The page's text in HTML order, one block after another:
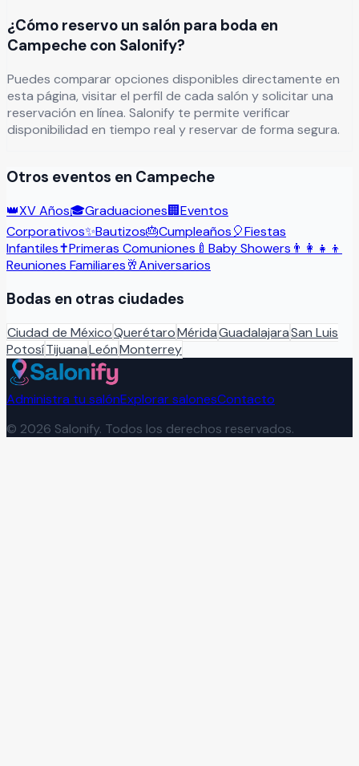
¿Cómo reservo un salón para boda en
Campeche con Salonify?
Puedes comparar opciones disponibles directamente en
esta página, visitar el perfil de cada salón y solicitar una
reservación en línea. Salonify te permite verificar
disponibilidad en tiempo real y reservar de forma segura.
Otros eventos en Campeche
👑XV Años🎓Graduaciones🏢Eventos
Corporativos✨Bautizos🎂Cumpleaños🎈Fiestas
Infantiles✝️Primeras Comuniones 🍼 Baby Showers 👨‍👩‍👧‍👦
Reuniones Familiares🥂Aniversarios
Bodas en otras ciudades
Ciudad de MéxicoQuerétaroMéridaGuadalajaraSan Luis
PotosíTijuanaLeónMonterrey
Administra tu salónExplorar salonesContacto
© 2026 Salonify. Todos los derechos reservados.